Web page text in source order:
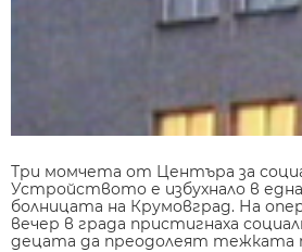
Три момчета от Центъра за
Устройството е избухнало в
болницата на Крумовград. На
вечер в града пристигнаха
децата да преодолеят тежката